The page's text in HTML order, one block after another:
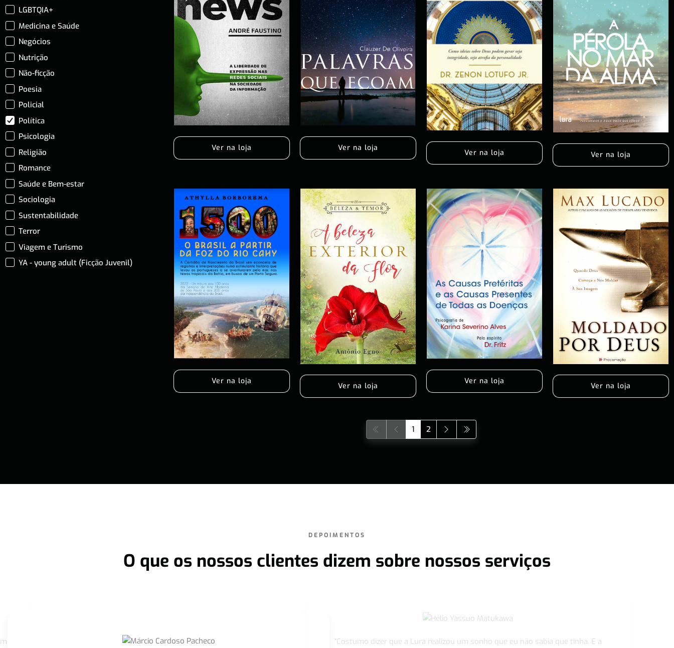
LGBTQIA+
Medicina e Saúde
Negócios
Nutrição
Não-ficção
Poesia
Policial
Política
Psicologia
Religião
Romance
Saúde e Bem-estar
Sociologia
Sustentabilidade
Terror
Viagem e Turismo
YA - young adult (Ficção Juvenil)
Ver na loja Ver na loja
Ver na loja Ver na loja
Ver na loja
Ver na loja
Ver na loja
Ver na loja
1 2
DEPOIMENTOS
O que os nossos clientes dizem sobre nossos serviços
"Costumo dizer que a Lura realizou um sonho que eu não sabia que tinha. E a